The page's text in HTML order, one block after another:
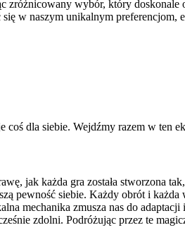
wybór, który
w naszym unikalnym preferencjom,
dla siebie. Wejdźmy razem w ten
jak każda gra została stworzona
pewność siebie. Każdy obrót i
mechanika zmusza nas do
zdolni. Podróżując przez te